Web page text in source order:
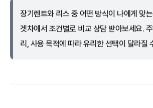
장기렌트와 리스 중 어떤 방식이 나에게 맞
겟차에서 조건별로 비교 상담 받아보세요.
리, 사용 목적에 따라 유리한 선택이 달라질